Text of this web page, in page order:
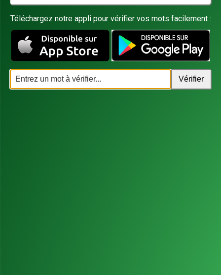
Téléchargez notre appli pour vérifier vos mots facilement :